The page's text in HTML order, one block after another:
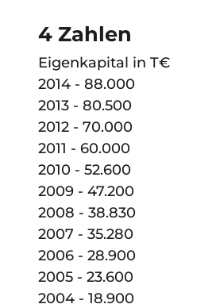
4 Zahlen
Eigenkapital in T€
2014 - 88.000
2013 - 80.500
2012 - 70.000
2011 - 60.000
2010 - 52.600
2009 - 47.200
2008 - 38.830
2007 - 35.280
2006 - 28.900
2005 - 23.600
2004 - 18.900